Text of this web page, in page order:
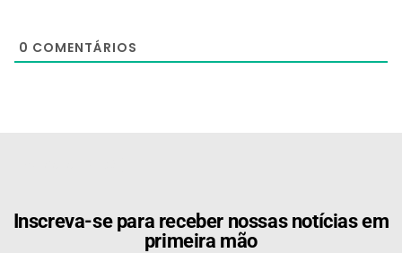
0 COMENTÁRIOS
Inscreva-se para receber nossas notícias em
primeira mão